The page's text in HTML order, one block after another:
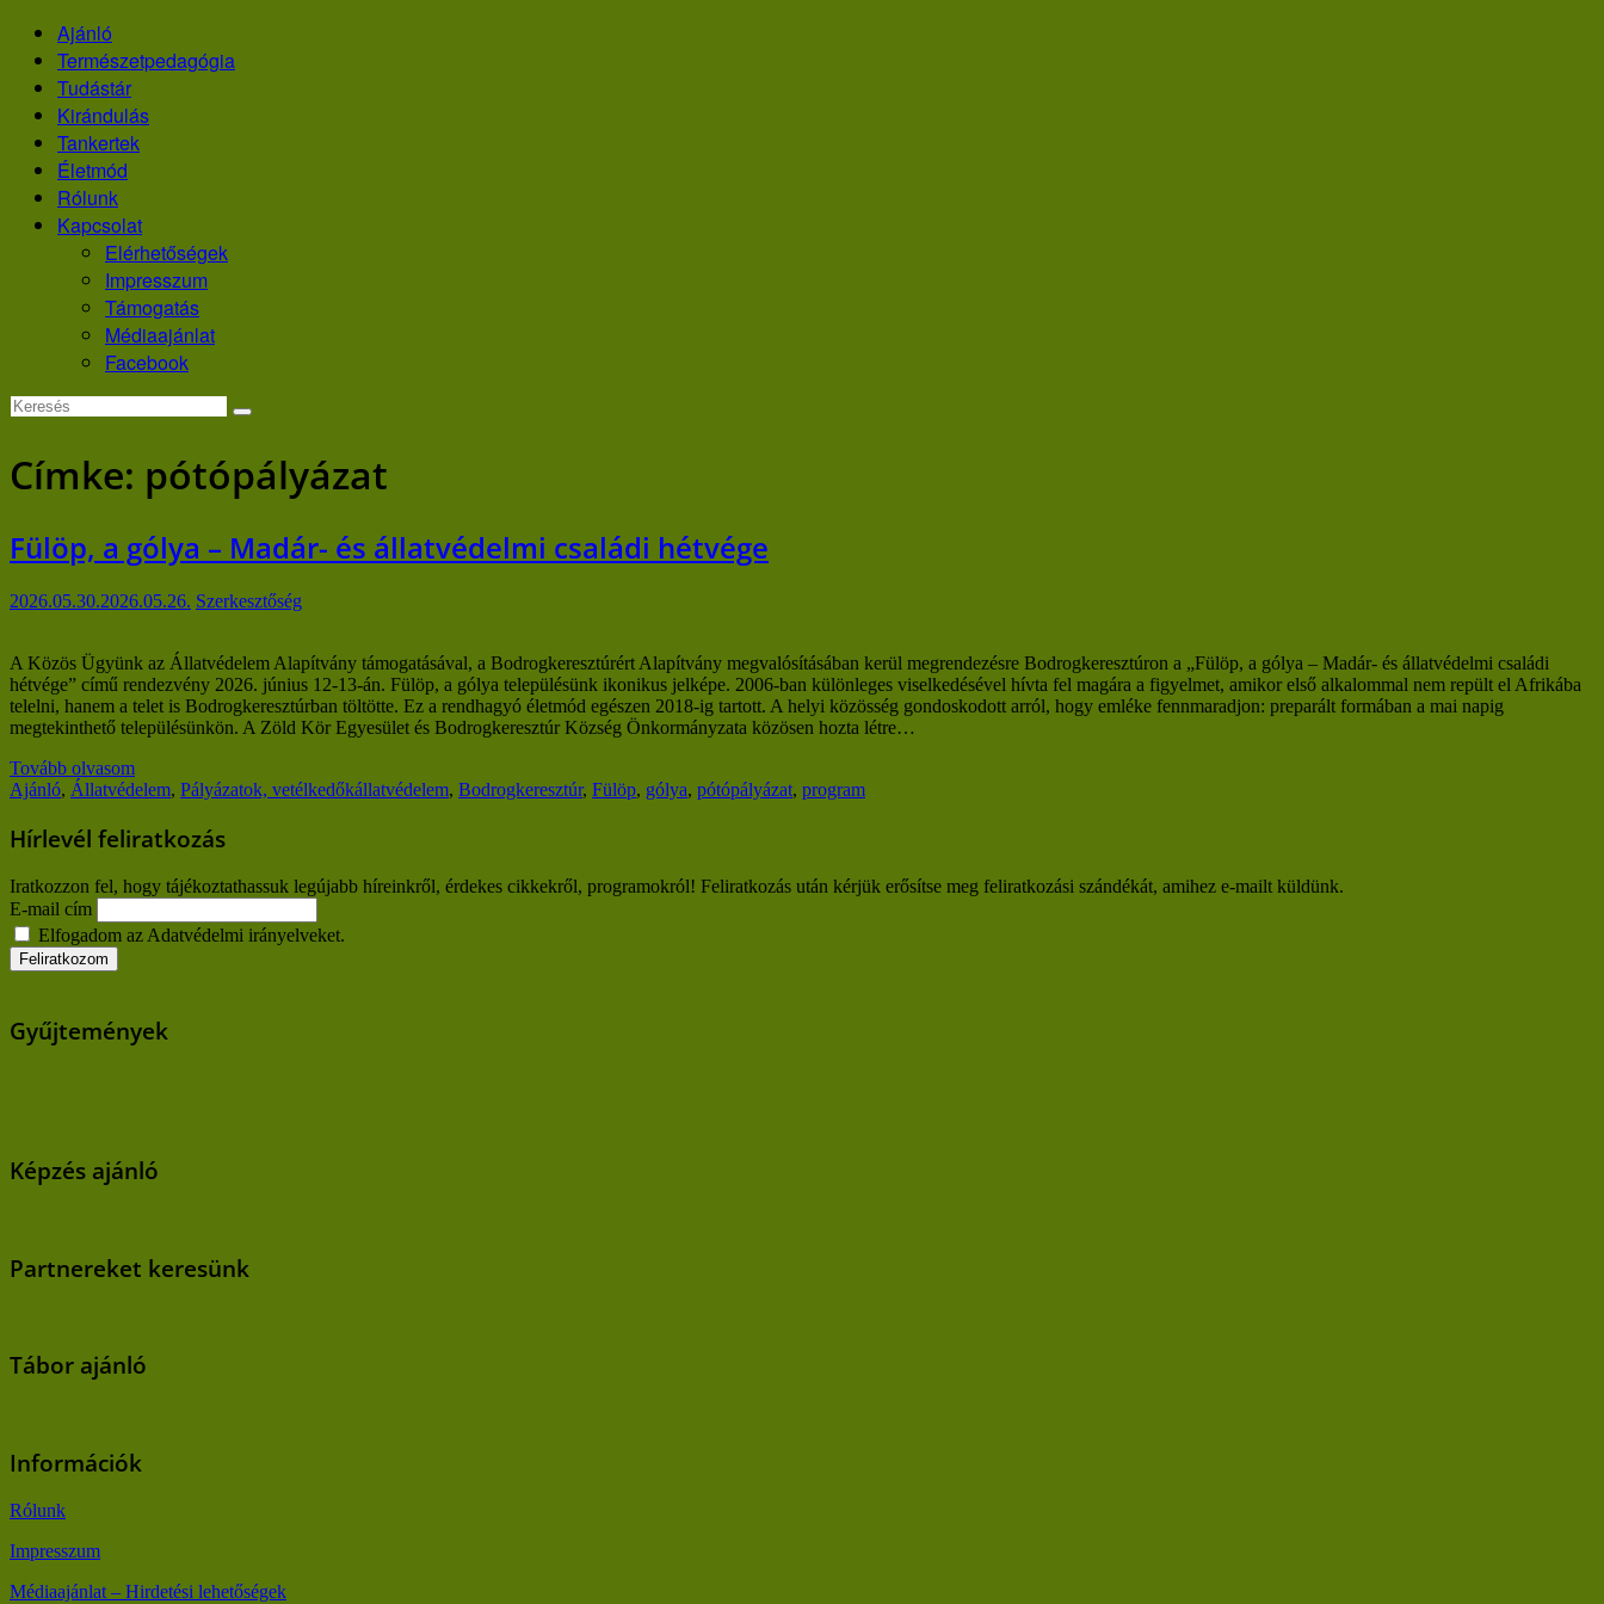
Skip
content
Ajánló
Természetpedagógia
Tudástár
Kirándulás
Tankertek
Életmód
Rólunk
Kapcsolat
Elérhetőségek
Impresszum
Támogatás
Médiaajánlat
Facebook
Címke: pótópályázat
Fülöp, a gólya – Madár- és állatvédelmi családi hétvége
2026.05.30.2026.05.26. Szerkesztőség
A Közös Ügyünk az Állatvédelem Alapítvány támogatásával, a Bodrogkeresztúrért Alapítvány megvalósításában kerül megrendezésre Bodrogkeresztúron a „Fülöp, a gólya – Madár- és állatvédelmi családi
hétvége” című rendezvény 2026. június 12-13-án. Fülöp, a gólya településünk ikonikus jelképe. 2006-ban különleges viselkedésével hívta fel magára a figyelmet, amikor első alkalommal nem repült el Afrikába
telelni, hanem a telet is Bodrogkeresztúrban töltötte. Ez a rendhagyó életmód egészen 2018-ig tartott. A helyi közösség gondoskodott arról, hogy emléke fennmaradjon: preparált formában a mai napig
megtekinthető településünkön. A Zöld Kör Egyesület és Bodrogkeresztúr Község Önkormányzata közösen hozta létre…
Tovább olvasom
Ajánló, Állatvédelem, Pályázatok, vetélkedőkállatvédelem, Bodrogkeresztúr, Fülöp, gólya, pótópályázat, program
Hírlevél feliratkozás
Iratkozzon fel, hogy tájékoztathassuk legújabb híreinkről, érdekes cikkekről, programokról! Feliratkozás után kérjük erősítse meg feliratkozási szándékát, amihez e-mailt küldünk.
E-mail cím
Elfogadom az Adatvédelmi irányelveket.
Gyűjtemények
Képzés ajánló
Partnereket keresünk
Tábor ajánló
Információk
Rólunk
Impresszum
Médiaajánlat – Hirdetési lehetőségek